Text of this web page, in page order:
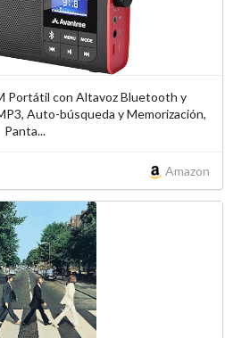
Portátil con Altavoz Bluetooth y
Auto-búsqueda y Memorización,
Panta...
Amazon